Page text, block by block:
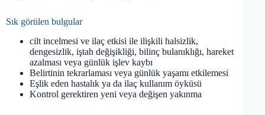
Sık görülen bulgular
cilt incelmesi ve ilaç etkisi ile ilişkili halsizlik,
dengesizlik, iştah değişikliği, bilinç bulanıklığı, hareket
azalması veya günlük işlev kaybı
Belirtinin tekrarlaması veya günlük yaşamı etkilemesi
Eşlik eden hastalık ya da ilaç kullanım öyküsü
Kontrol gerektiren yeni veya değişen yakınma